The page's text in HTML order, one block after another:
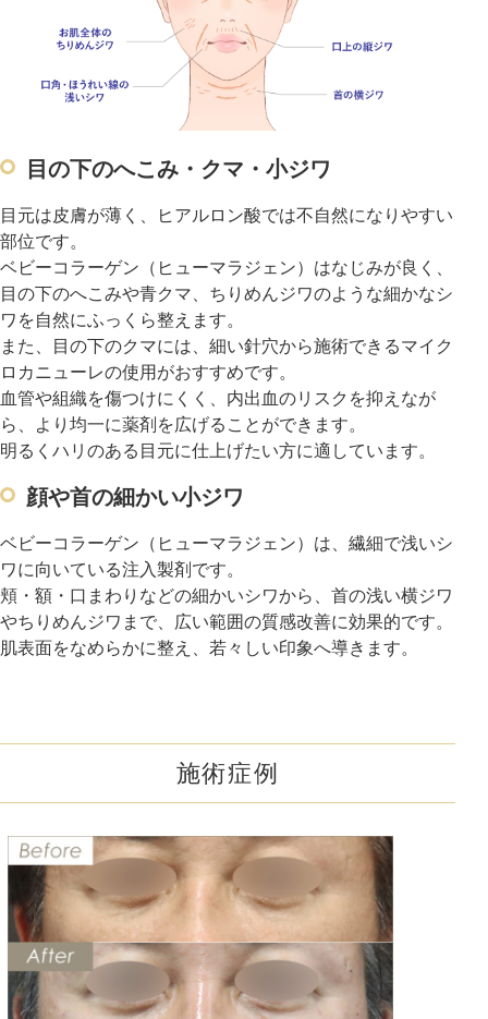
目の下のへこみ・クマ・小ジワ
目元は皮膚が薄く、ヒアルロン酸では不自然になりやすい
部位です。
ベビーコラーゲン（ヒューマラジェン）はなじみが良く、
目の下のへこみや青クマ、ちりめんジワのような細かなシ
ワを自然にふっくら整えます。
また、目の下のクマには、細い針穴から施術できるマイク
ロカニューレの使用がおすすめです。
血管や組織を傷つけにくく、内出血のリスクを抑えなが
ら、より均一に薬剤を広げることができます。
明るくハリのある目元に仕上げたい方に適しています。
顔や首の細かい小ジワ
ベビーコラーゲン（ヒューマラジェン）は、繊細で浅いシ
ワに向いている注入製剤です。
頬・額・口まわりなどの細かいシワから、首の浅い横ジワ
やちりめんジワまで、広い範囲の質感改善に効果的です。
肌表面をなめらかに整え、若々しい印象へ導きます。
施術症例